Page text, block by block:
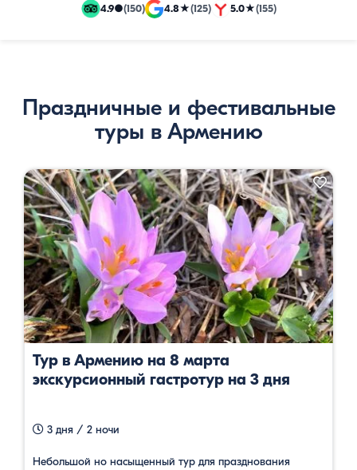
4.9●(150) 4.8★(125) 5.0★(155)
Праздничные и фестивальные
туры в Армению
Тур в Армению на 8 марта
экскурсионный гастротур на 3 дня
3 дня / 2 ночи
Небольшой но насыщенный тур для празднования